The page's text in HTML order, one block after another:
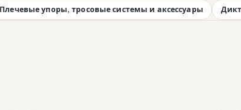
Плечевые упоры, тросовые системы и аксессуары